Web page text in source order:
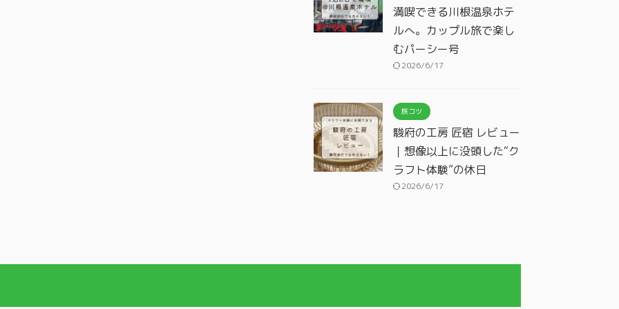
満喫できる川根温泉ホテ
ルへ。カップル旅で楽し
むパーシー号
2026/6/17
旅コツ
駿府の工房 匠宿 レビュー
｜想像以上に没頭した“ク
ラフト体験”の休日
2026/6/17